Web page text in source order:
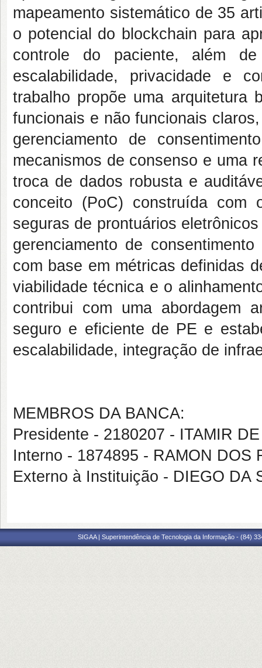
mapeamento sistemático de 35
o potencial do blockchain para
controle do paciente, além de
escalabilidade, privacidade e
trabalho propõe uma arquitetura
funcionais e não funcionais
gerenciamento de
mecanismos de consenso e uma
troca de dados robusta e
conceito (PoC) construída com
seguras de prontuários
gerenciamento de
com base em métricas definidas
viabilidade técnica e o
contribui com uma abordagem
seguro e eficiente de PE e
escalabilidade, integração de
MEMBROS DA BANCA:
Presidente - 2180207 - ITAMIR
Interno - 1874895 - RAMON DOS
Externo à Instituição - DIEGO DA
SIGAA | Superintendência de Tecnologia da Informação - (84)